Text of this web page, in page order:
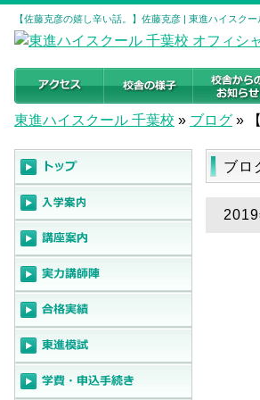
【佐藤克彦の嬉し辛い話。】佐藤克彦 | 東進ハイスク
東進ハイスクール 千葉校 » ブログ »
ブロ